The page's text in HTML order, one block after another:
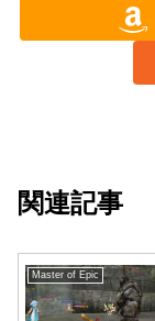
関連記事
Master of Epic